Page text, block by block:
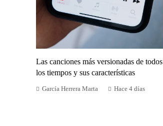
Las canciones más versionadas de todos
los tiempos y sus características
García Herrera Marta Hace 4 días